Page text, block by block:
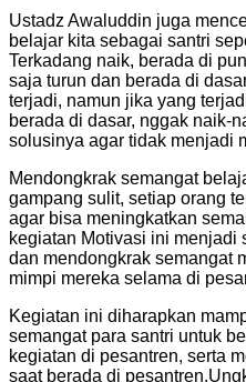
Ustadz Awaluddin juga
belajar kita sebagai santri
Terkadang naik, berada di
saja turun dan berada di
terjadi, namun jika yang
berada di dasar, nggak naik-
solusinya agar tidak menjadi
Mendongkrak semangat
gampang sulit, setiap orang
agar bisa meningkatkan
kegiatan Motivasi ini menjadi
dan mendongkrak semangat
mimpi mereka selama di
Kegiatan ini diharapkan
semangat para santri untuk
kegiatan di pesantren, serta
saat berada di